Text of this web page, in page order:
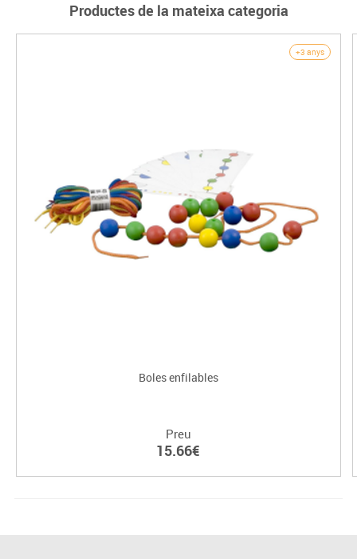
Productes de la mateixa categoria
+3 anys
Boles enfilables
Preu
15.66€